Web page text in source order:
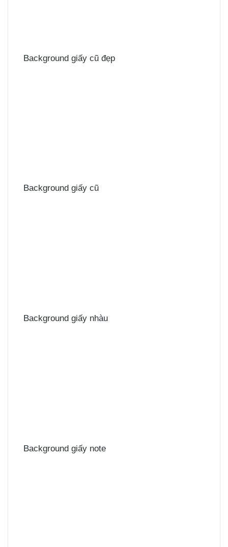
Background giấy cũ đẹp
Background giấy cũ
Background giấy nhàu
Background giấy note